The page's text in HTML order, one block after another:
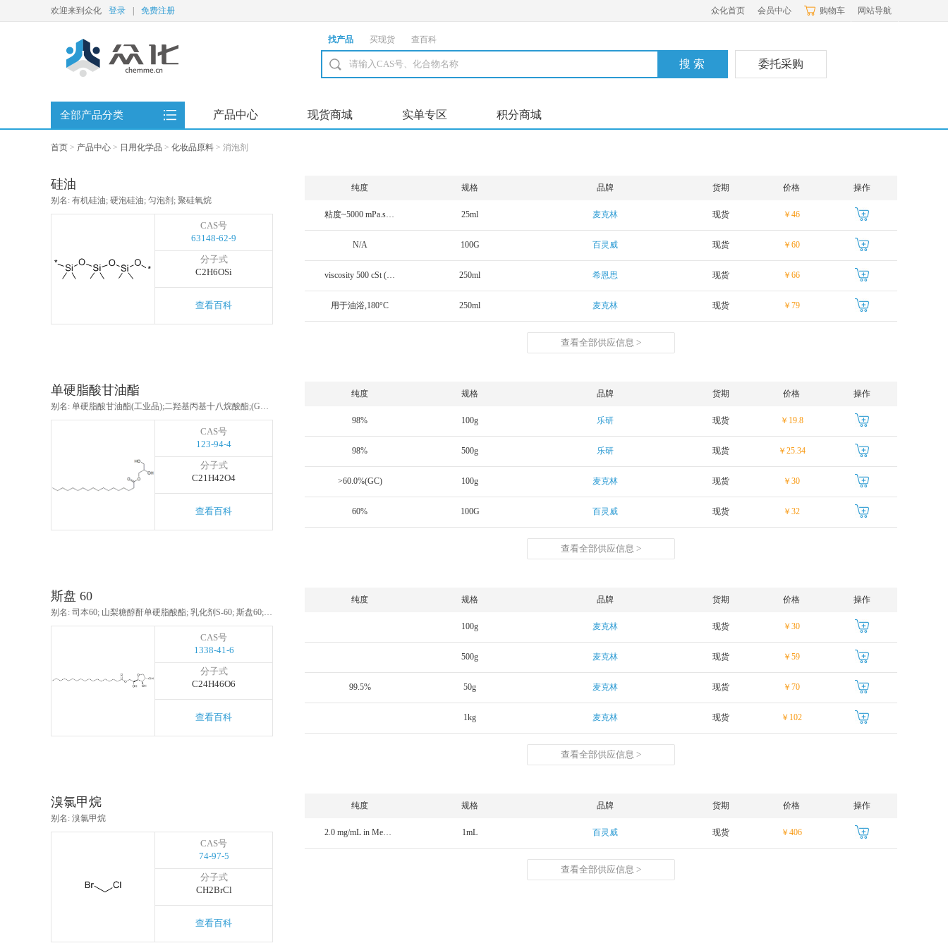
欢迎来到众化 登录 免费注册 众化首页 会员中心 购物车 网站导航
找产品 买现货 查百科
委托采购
全部产品分类 产品中心 现货商城 实单专区 积分商城
首页 > 产品中心 > 日用化学品 > 化妆品原料 > 消泡剂
硅油
别名: 有机硅油; 硬泡硅油; 匀泡剂; 聚硅氧烷
CAS号
63148-62-9
分子式
C2H6OSi
查看百科
纯度 规格 品牌 货期 价格 操作
粘度~5000 mPa.s,neat(25 °C) 25ml 麦克林 现货 ￥46
N/A 100G 百灵威 现货 ￥60
viscosity 500 cSt (25 °C) 250ml 希恩思 现货 ￥66
用于油浴,180°C 250ml 麦克林 现货 ￥79
查看全部供应信息 >
单硬脂酸甘油酯
别名: 单硬脂酸甘油酯(工业品);二羟基丙基十八烷酸酯;(GMS);单甘脂;单硬脂酸甘油酯（单甘酯）;甘油单硬酯酸酯;单硬脂酸甘油酯;甘油酰-1-单硬脂酸
CAS号
123-94-4
分子式
C21H42O4
查看百科
纯度 规格 品牌 货期 价格 操作
98% 100g 乐研 现货 ￥19.8
98% 500g 乐研 现货 ￥25.34
>60.0%(GC) 100g 麦克林 现货 ￥30
60% 100G 百灵威 现货 ￥32
查看全部供应信息 >
斯盘 60
别名: 司本60; 山梨糖醇酐单硬脂酸酯; 乳化剂S-60; 斯盘60; 司盘60; S-60乳化剂; 山梨醇酐单硬脂酸酯; 单硬脂酸酸脱水山梨(糖)酯
CAS号
1338-41-6
分子式
C24H46O6
查看百科
纯度 规格 品牌 货期 价格 操作
100g 麦克林 现货 ￥30
500g 麦克林 现货 ￥59
99.5% 50g 麦克林 现货 ￥70
1kg 麦克林 现货 ￥102
查看全部供应信息 >
溴氯甲烷
别名: 溴氯甲烷
CAS号
74-97-5
分子式
CH2BrCl
查看百科
纯度 规格 品牌 货期 价格 操作
2.0 mg/mL in MeOH 1mL 百灵威 现货 ￥406
查看全部供应信息 >